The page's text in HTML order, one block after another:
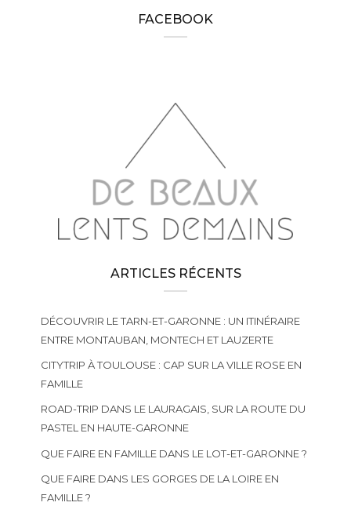
FACEBOOK
ARTICLES RÉCENTS
DÉCOUVRIR LE TARN-ET-GARONNE : UN ITINÉRAIRE
ENTRE MONTAUBAN, MONTECH ET LAUZERTE
CITYTRIP À TOULOUSE : CAP SUR LA VILLE ROSE EN
FAMILLE
ROAD-TRIP DANS LE LAURAGAIS, SUR LA ROUTE DU
PASTEL EN HAUTE-GARONNE
QUE FAIRE EN FAMILLE DANS LE LOT-ET-GARONNE ?
QUE FAIRE DANS LES GORGES DE LA LOIRE EN
FAMILLE ?